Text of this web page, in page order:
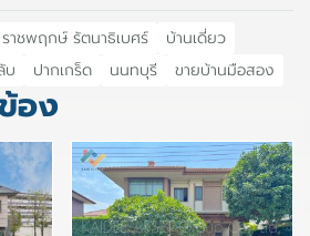
าชพฤกษ์ รัตนาธิเบศร์
บ้านเดี่ยว
บ ปากเกร็ด นนทบุรี ขายบ้านมือสอง
อง